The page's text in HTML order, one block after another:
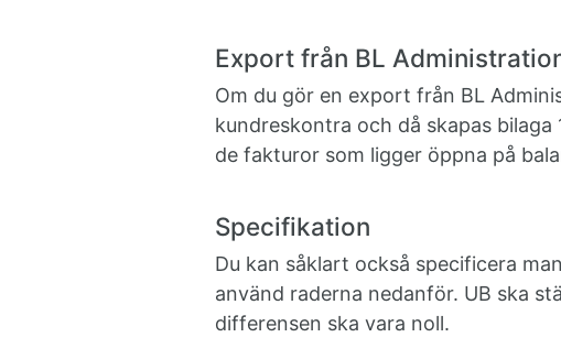
Export från BL
Om du gör en export från BL
kundreskontra och då skapas
de fakturor som ligger öppna på
Specifikation
Du kan såklart också specificera
använd raderna nedanför. UB ska
differensen ska vara noll.